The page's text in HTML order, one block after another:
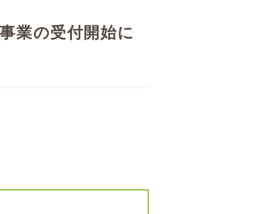
業の受付開始に